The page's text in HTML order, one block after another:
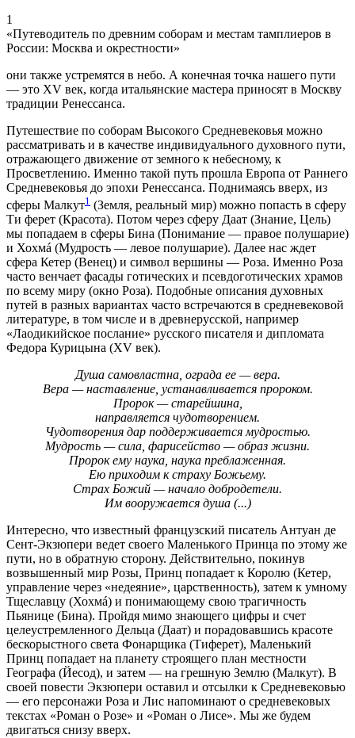
1
«Путеводитель по древним соборам и местам тамплиеров в
России: Москва и окрестности»
они также устремятся в небо. А конечная точка нашего пути
— это XV век, когда итальянские мастера приносят в Москву
традиции Ренессанса.
Путешествие по соборам Высокого Средневековья можно
рассматривать и в качестве индивидуального духовного пути,
отражающего движение от земного к небесному, к
Просветлению. Именно такой путь прошла Европа от Раннего
Средневековья до эпохи Ренессанса. Поднимаясь вверх, из
сферы Малкут1 (Земля, реальный мир) можно попасть в сферу
Ти ферет (Красота). Потом через сферу Даат (Знание, Цель)
мы попадаем в сферы Бина (Понимание — правое полушарие)
и Хохмá (Мудрость — левое полушарие). Далее нас ждет
сфера Кетер (Венец) и символ вершины — Роза. Именно Роза
часто венчает фасады готических и псевдоготических храмов
по всему миру (окно Роза). Подобные описания духовных
путей в разных вариантах часто встречаются в средневековой
литературе, в том числе и в древнерусской, например
«Лаодикийское послание» русского писателя и дипломата
Федора Курицына (XV век).
Душа самовластна, ограда ее — вера.
Вера — наставление, устанавливается пророком.
Пророк — старейшина,
направляется чудотворением.
Чудотворения дар поддерживается мудростью.
Мудрость — сила, фарисейство — образ жизни.
Пророк ему наука, наука преблаженная.
Ею приходим к страху Божьему.
Страх Божий — начало добродетели.
Им вооружается душа (...)
Интересно, что известный французский писатель Антуан де
Сент-Экзюпери ведет своего Маленького Принца по этому же
пути, но в обратную сторону. Действительно, покинув
возвышенный мир Розы, Принц попадает к Королю (Кетер,
управление через «недеяние», царственность), затем к умному
Тщеславцу (Хохмá) и понимающему свою трагичность
Пьянице (Бина). Пройдя мимо знающего цифры и счет
целеустремленного Дельца (Даат) и порадовавшись красоте
бескорыстного света Фонарщика (Тиферет), Маленький
Принц попадает на планету строящего план местности
Географа (Йесод), и затем — на грешную Землю (Малкут). В
своей повести Экзюпери оставил и отсылки к Средневековью
— его персонажи Роза и Лис напоминают о средневековых
текстах «Роман о Розе» и «Роман о Лисе». Мы же будем
двигаться снизу вверх.